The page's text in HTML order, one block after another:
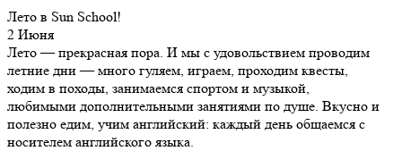
Лето в Sun School!
2 Июня
Лето — прекрасная пора. И мы с удовольствием проводим
летние дни — много гуляем, играем, проходим квесты,
ходим в походы, занимаемся спортом и музыкой,
любимыми дополнительными занятиями по душе. Вкусно и
полезно едим, учим английский: каждый день общаемся с
носителем английского языка.